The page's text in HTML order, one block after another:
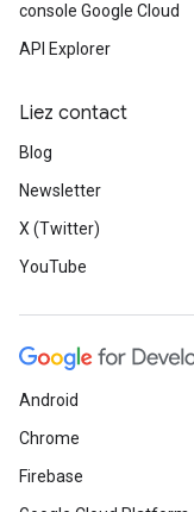
console Google Cloud
API Explorer
Liez contact
Blog
Newsletter
X (Twitter)
YouTube
Android
Chrome
Firebase